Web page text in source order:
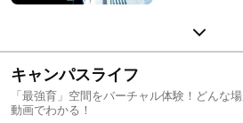
キャンパスライフ
「最強育」空間をバーチャル体験！どんな
動画でわかる！